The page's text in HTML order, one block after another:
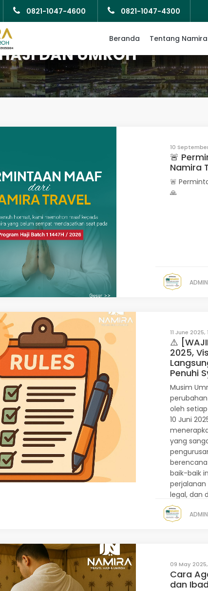
0821-1047-4600 0821-1047-4300
Beranda Tentang
DAN UMROH
10
🚨
Namira
🚨
🙏
11 June 2025,
⚠️
2025,
Penuhi
Musim
oleh
10 Juni
yang
baik-baik
legal, dan
09 May 2025,
Cara
dan